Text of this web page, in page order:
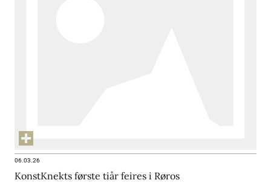
06.03.26
KonstKnekts første tiår feires i Røros